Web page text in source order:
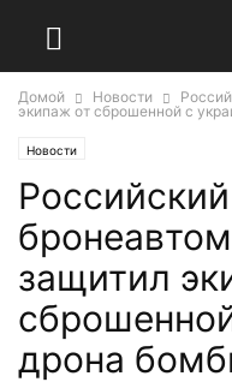
Домой Новости
экипаж от сброшенной с
Новости
Российский
защитил
дрона